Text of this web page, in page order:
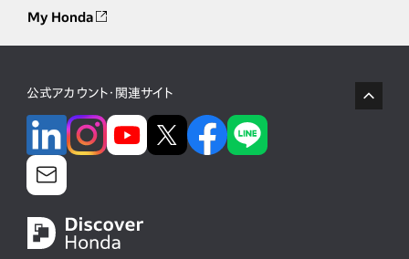
My Honda
公式アカウント・関連サイト